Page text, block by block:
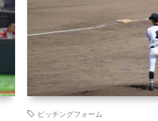
ピッチングフォーム